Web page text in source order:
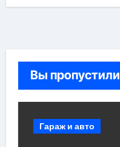
Вы пропустили
Гараж и авто